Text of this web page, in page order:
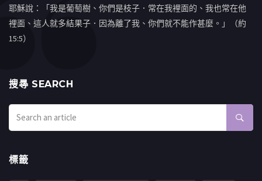
耶穌說：「我是葡萄樹、你們是枝子．常在我裡面的、我也常在他
裡面、這人就多結果子．因為離了我、你們就不能作甚麼。」（約
15:5）
搜㝷 SEARCH
標籤